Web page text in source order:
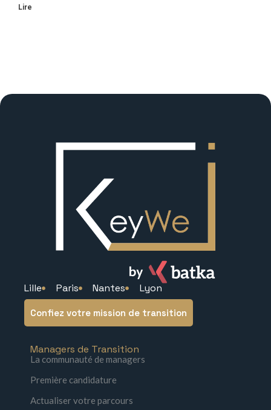
Lire
Lille Paris Nantes Lyon
Confiez votre mission de transition
Managers de Transition
La communauté de managers
Première candidature
Actualiser votre parcours